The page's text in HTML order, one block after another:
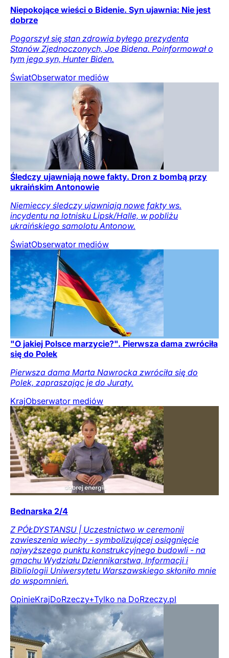
Niepokojące wieści o Bidenie. Syn ujawnia: Nie jest
dobrze
Pogorszył się stan zdrowia byłego prezydenta
Stanów Zjednoczonych, Joe Bidena. Poinformował o
tym jego syn, Hunter Biden.
ŚwiatObserwator mediów
Śledczy ujawniają nowe fakty. Dron z bombą przy
ukraińskim Antonowie
Niemieccy śledczy ujawniają nowe fakty ws.
incydentu na lotnisku Lipsk/Halle, w pobliżu
ukraińskiego samolotu Antonow.
ŚwiatObserwator mediów
"O jakiej Polsce marzycie?". Pierwsza dama zwróciła
się do Polek
Pierwsza dama Marta Nawrocka zwróciła się do
Polek, zapraszając je do Juraty.
KrajObserwator mediów
Bednarska 2/4
Z PÓŁDYSTANSU | Uczestnictwo w ceremonii
zawieszenia wiechy - symbolizującej osiągnięcie
najwyższego punktu konstrukcyjnego budowli - na
gmachu Wydziału Dziennikarstwa, Informacji i
Bibliologii Uniwersytetu Warszawskiego skłoniło mnie
do wspomnień.
OpinieKrajDoRzeczy+Tylko na DoRzeczy.pl